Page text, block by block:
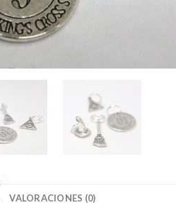
VALORACIONES (0)